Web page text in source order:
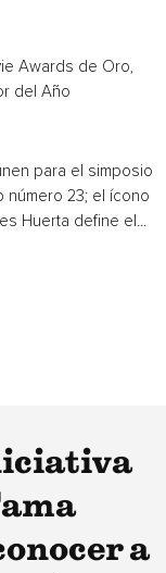
Awards de Oro,
del Año
para el simposio
número 23; el ícono
Huerta define el...
a